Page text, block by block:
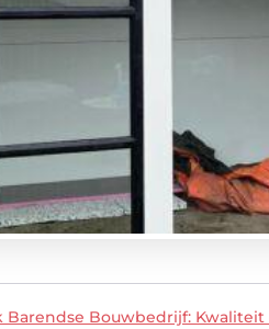
Barendse Bouwbedrijf: